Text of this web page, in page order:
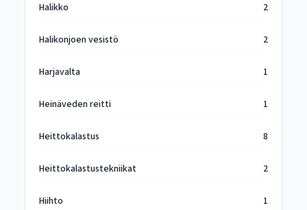
Halikko 2
Halikonjoen vesistö 2
Harjavalta 1
Heinäveden reitti 1
Heittokalastus 8
Heittokalastustekniikat 2
Hiihto 1